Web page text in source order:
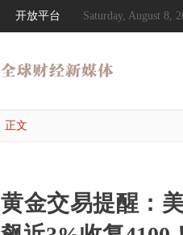
开放平台 Saturday, August 8,
正文
黄金交易提醒：